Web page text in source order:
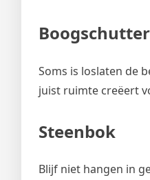
Boogschutter
Soms is loslaten de
juist ruimte creëert
Steenbok
Blijf niet hangen in